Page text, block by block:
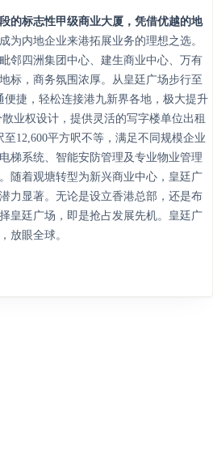
的标志性甲级商业大厦，凭借优越的地
为内地企业来港拓展业务的理想之选。
邻四洲集团中心、建生商业中心、万有
标，商务氛围浓厚。从皇廷广场步行至
捷，轻松连接港九新界各地，极大提升
业权设计，提供灵活的写字楼单位出租
12,600平方呎不等，满足不同规模企业
梯系统、智能安防管理及专业物业管理
随着观塘转型为新兴商业中心，皇廷广
力显著。无论是设立香港总部，还是布
皇廷广场，即是抢占发展先机。皇廷广
放眼全球。